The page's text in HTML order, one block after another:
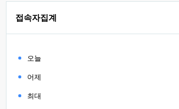
접속자집계
오늘
어제
최대